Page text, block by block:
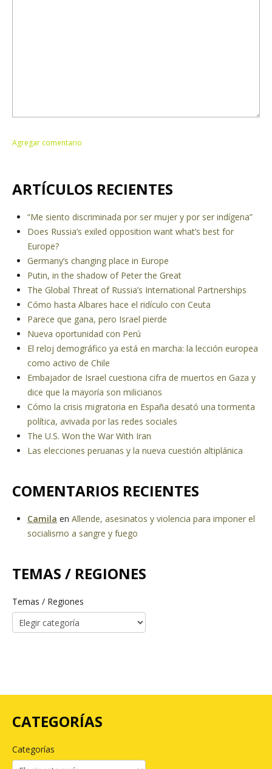
ARTÍCULOS RECIENTES
“Me siento discriminada por ser mujer y por ser indígena”
Does Russia’s exiled opposition want what’s best for
Europe?
Germany’s changing place in Europe
Putin, in the shadow of Peter the Great
The Global Threat of Russia’s International Partnerships
Cómo hasta Albares hace el ridículo con Ceuta
Parece que gana, pero Israel pierde
Nueva oportunidad con Perú
El reloj demográfico ya está en marcha: la lección europea
como activo de Chile
Embajador de Israel cuestiona cifra de muertos en Gaza y
dice que la mayoría son milicianos
Cómo la crisis migratoria en España desató una tormenta
política, avivada por las redes sociales
The U.S. Won the War With Iran
Las elecciones peruanas y la nueva cuestión altiplánica
COMENTARIOS RECIENTES
Camila en Allende, asesinatos y violencia para imponer el
socialismo a sangre y fuego
TEMAS / REGIONES
Temas / Regiones
CATEGORÍAS
Categorías